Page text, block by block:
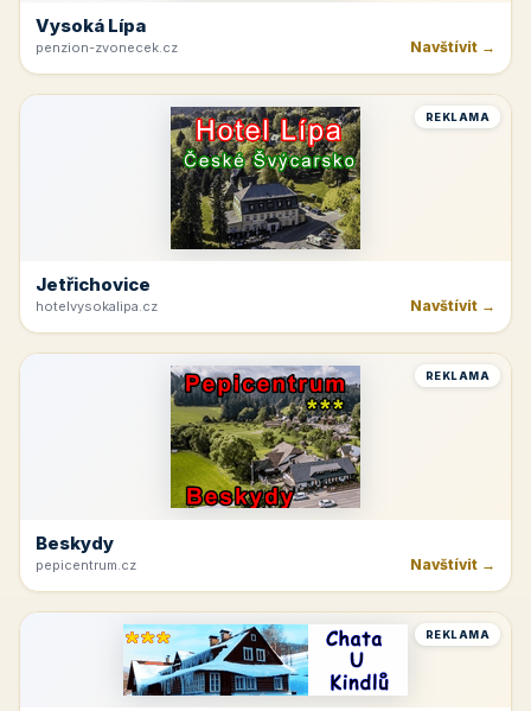
Vysoká Lípa
penzion-zvonecek.cz Navštívit →
REKLAMA
Jetřichovice
hotelvysokalipa.cz Navštívit →
REKLAMA
Beskydy
pepicentrum.cz Navštívit →
REKLAMA